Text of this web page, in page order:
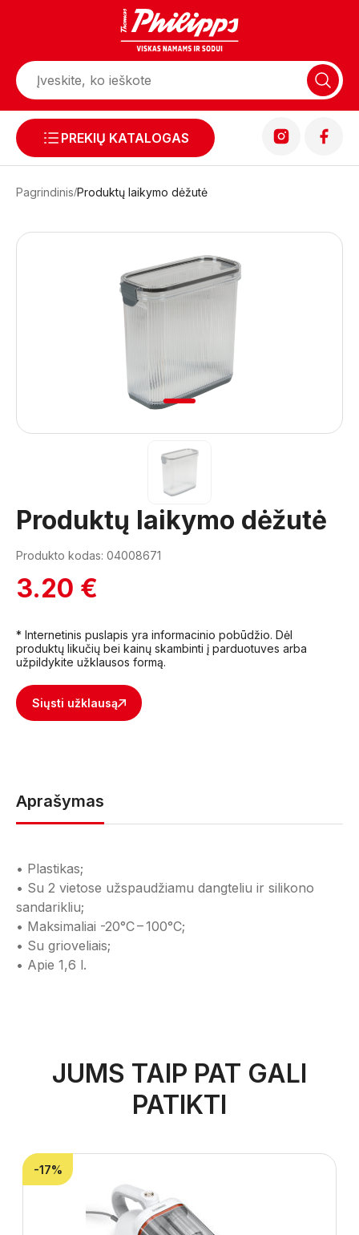
PREKIŲ KATALOGAS
Pagrindinis Produktų laikymo dėžutė
1
Produktų laikymo dėžutė
Produkto kodas: 04008671
3.20 €
* Internetinis puslapis yra informacinio pobūdžio. Dėl
produktų likučių bei kainų skambinti į parduotuves arba
užpildykite užklausos formą.
Siųsti užklausą
Aprašymas
• Plastikas;
• Su 2 vietose užspaudžiamu dangteliu ir silikono
sandarikliu;
• Maksimaliai -20°C – 100°C;
• Su grioveliais;
• Apie 1,6 l.
JUMS TAIP PAT GALI
PATIKTI
-17%